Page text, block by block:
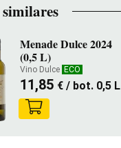
Menade Dulce 2024
(0,5 L)
Vino Dulce ECO
11,85 €/ bot. 0,5 L